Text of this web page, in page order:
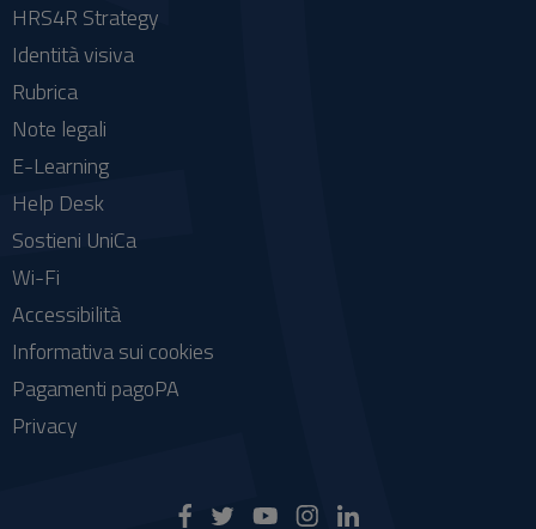
HRS4R Strategy
Identità visiva
Rubrica
Note legali
E-Learning
Help Desk
Sostieni UniCa
Wi-Fi
Accessibilità
Informativa sui cookies
Pagamenti pagoPA
Privacy